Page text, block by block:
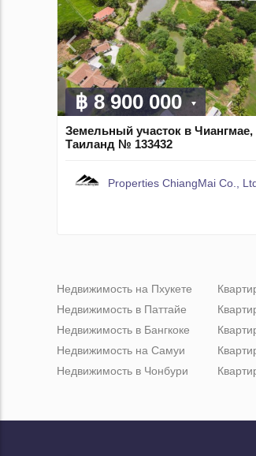
฿ 8 900 000
Земельный участок в Чиангмае,
Таиланд № 133432
Properties ChiangMai Co.,
Недвижимость на Пхукете
Недвижимость в Паттайе
Недвижимость в Бангкоке
Недвижимость на Самуи
Недвижимость в Чонбури